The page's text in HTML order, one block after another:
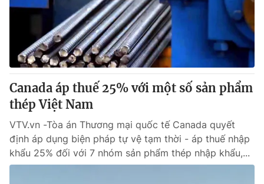
Sản phẩm
Thị trường
Tư vấn
Lịch phát sóng
Chuyên mục khác
Emagazine Podcast
Photo Infographic
Video Shorts video
Canada áp thuế 25% với một số sản phẩm
thép Việt Nam
VTV.vn -Tòa án Thương mại quốc tế Canada quyết
định áp dụng biện pháp tự vệ tạm thời - áp thuế nhập
khẩu 25% đối với 7 nhóm sản phẩm thép nhập khẩu,...